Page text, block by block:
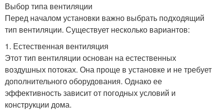
Выбор типа вентиляции
Перед началом установки важно выбрать подходящий
тип вентиляции. Существует несколько вариантов:
1. Естественная вентиляция
Этот тип вентиляции основан на естественных
воздушных потоках. Она проще в установке и не требует
дополнительного оборудования. Однако ее
эффективность зависит от погодных условий и
конструкции дома.